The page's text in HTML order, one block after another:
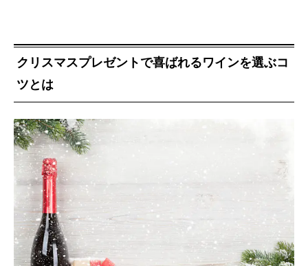
クリスマスプレゼントで喜ばれるワインを選ぶコ
ツとは